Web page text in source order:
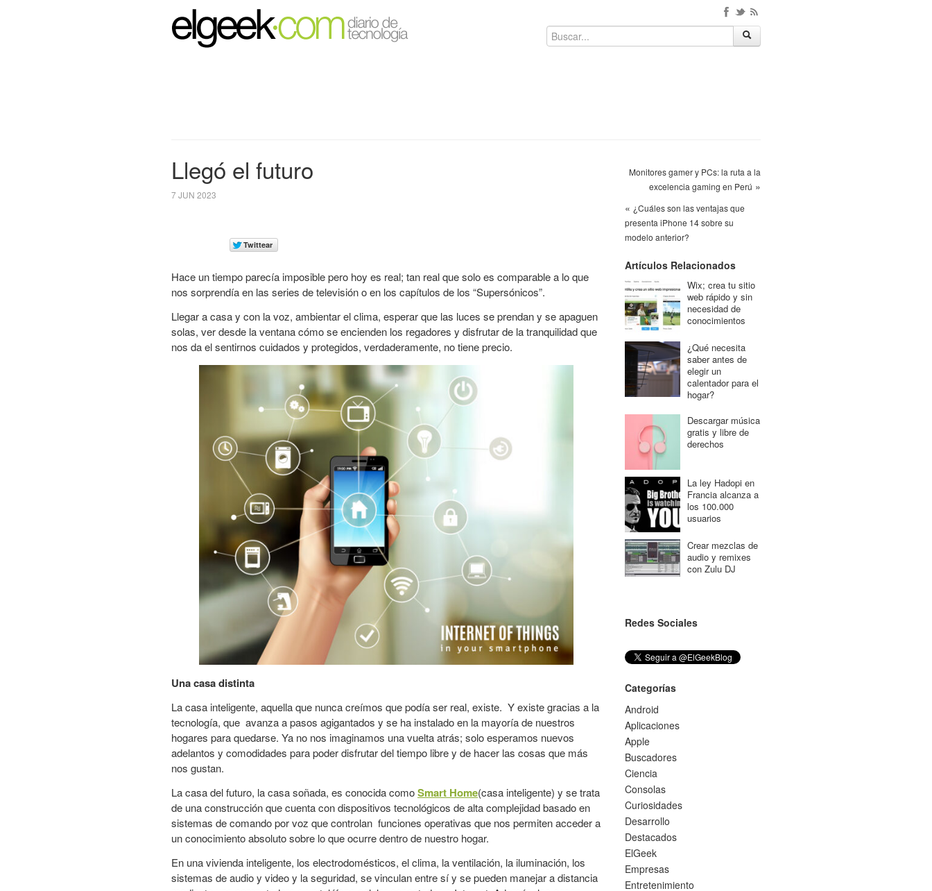
Llegó el futuro
7 JUN 2023
Hace un tiempo parecía imposible pero hoy es real; tan real que solo es comparable a lo que
nos sorprendía en las series de televisión o en los capítulos de los “Supersónicos”.
Llegar a casa y con la voz, ambientar el clima, esperar que las luces se prendan y se apaguen
solas, ver desde la ventana cómo se encienden los regadores y disfrutar de la tranquilidad que
nos da el sentirnos cuidados y protegidos, verdaderamente, no tiene precio.
Una casa distinta
La casa inteligente, aquella que nunca creímos que podía ser real, existe. Y existe gracias a la
tecnología, que avanza a pasos agigantados y se ha instalado en la mayoría de nuestros
hogares para quedarse. Ya no nos imaginamos una vuelta atrás; solo esperamos nuevos
adelantos y comodidades para poder disfrutar del tiempo libre y de hacer las cosas que más
nos gustan.
La casa del futuro, la casa soñada, es conocida comoSmart Home(casa inteligente) y se trata
de una construcción que cuenta con dispositivos tecnológicos de alta complejidad basado en
sistemas de comando por voz que controlan funciones operativas que nos permiten acceder a
un conocimiento absoluto sobre lo que ocurre dentro de nuestro hogar.
En una vivienda inteligente, los electrodomésticos, el clima, la ventilación, la iluminación, los
sistemas de audio y video y la seguridad, se vinculan entre sí y se pueden manejar a distancia
Monitores gamer y PCs: la ruta a la
excelencia gaming en Perú »
« ¿Cuáles son las ventajas que
presenta iPhone 14 sobre su
modelo anterior?
Artículos Relacionados
Wix; crea tu sitio
web rápido y sin
necesidad de
conocimientos
¿Qué necesita
saber antes de
elegir un
calentador para el
hogar?
Descargar música
gratis y libre de
derechos
La ley Hadopi en
Francia alcanza a
los 100.000
usuarios
Crear mezclas de
audio y remixes
con Zulu DJ
Redes Sociales
Categorías
Android
Aplicaciones
Apple
Buscadores
Ciencia
Consolas
Curiosidades
Desarrollo
Destacados
ElGeek
Empresas
Entretenimiento